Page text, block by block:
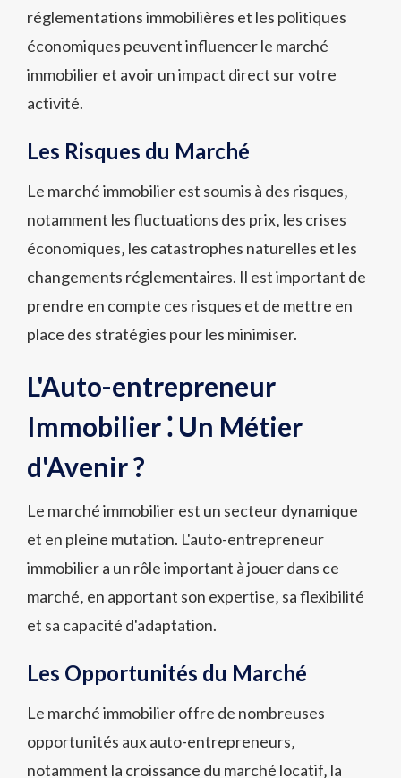
réglementations immobilières et les politiques
économiques peuvent influencer le marché
immobilier et avoir un impact direct sur votre
activité.
Les Risques du Marché
Le marché immobilier est soumis à des risques‚
notamment les fluctuations des prix‚ les crises
économiques‚ les catastrophes naturelles et les
changements réglementaires. Il est important de
prendre en compte ces risques et de mettre en
place des stratégies pour les minimiser.
L'Auto-entrepreneur
Immobilier ⁚ Un Métier
d'Avenir ?
Le marché immobilier est un secteur dynamique
et en pleine mutation. L'auto-entrepreneur
immobilier a un rôle important à jouer dans ce
marché‚ en apportant son expertise‚ sa flexibilité
et sa capacité d'adaptation.
Les Opportunités du Marché
Le marché immobilier offre de nombreuses
opportunités aux auto-entrepreneurs‚
notamment la croissance du marché locatif‚ la